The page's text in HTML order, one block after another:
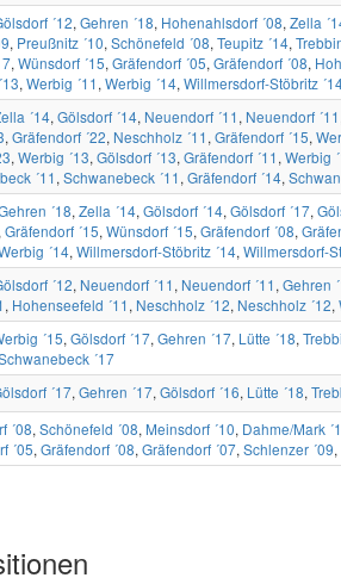
´12, Gehren ´18, Hohenahlsdorf ´08, Zella
, Preußnitz ´10, Schönefeld ´08, Teupitz ´14,
, Wünsdorf ´15, Gräfendorf ´05, Gräfendorf ´08,
, Werbig ´11 , Werbig ´14, Willmersdorf-Stöbritz
´14, Gölsdorf ´14, Neuendorf ´11 , Neuendorf ´11
, Gräfendorf ´22, Neschholz ´11 , Gräfendorf ´15,
, Werbig ´13, Gölsdorf ´13, Gräfendorf ´11 , Werbig
´11 , Schwanebeck ´11 , Gräfendorf ´14,
´18, Zella ´14, Gölsdorf ´14, Gölsdorf ´17,
Gräfendorf ´15, Wünsdorf ´15, Gräfendorf ´08,
´14, Willmersdorf-Stöbritz ´14, Willmersdorf-
´12, Neuendorf ´11 , Neuendorf ´11 , Gehren
, Hohenseefeld ´11 , Neschholz ´12, Neschholz ´12,
´15, Gölsdorf ´17, Gehren ´17, Lütte ´18,
´17
´17, Gehren ´17, Gölsdorf ´16, Lütte ´18,
´08, Schönefeld ´08, Meinsdorf ´10, Dahme/Mark
´05, Gräfendorf ´08, Gräfendorf ´07, Schlenzer ´09,